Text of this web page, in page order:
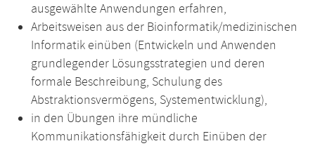
ausgewählte Anwendungen erfahren,
Arbeitsweisen aus der Bioinformatik/medizinischen
Informatik einüben (Entwickeln und Anwenden
grundlegender Lösungsstrategien und deren
formale Beschreibung, Schulung des
Abstraktionsvermögens, Systementwicklung),
in den Übungen ihre mündliche
Kommunikationsfähigkeit durch Einüben der